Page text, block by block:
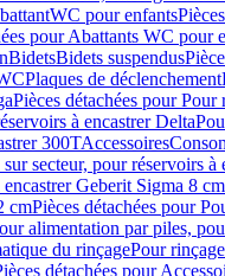
WC pour enfants
pour Abattants WC pour
BidetsBidets suspendus
Plaques de déclenchement
Pièces détachées pour Pour
à encastrer Delta
300TAccessoires
secteur, pour réservoirs
Geberit Sigma 8 cm
cmPièces détachées pour
alimentation par piles,
du rinçagePour
détachées pour